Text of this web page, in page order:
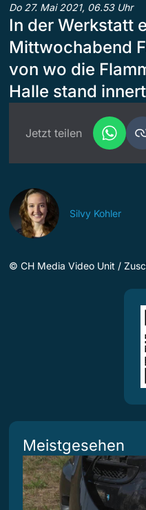
Do 27. Mai 2021, 06.53 Uhr
In der Werkstatt
Mittwochabend
von wo die
Halle stand
Jetzt teilen
Silvy Kohler
© CH Media Video Unit /
Meistgesehen